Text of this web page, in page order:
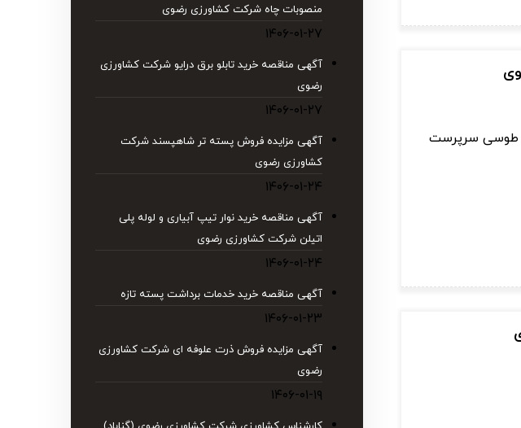
طوسی سرپرست
منصوبات چاه شرکت کشاورزی رضوی
۱۴۰۶-۰۱-۲۷
آگهی مناقصه خرید تابلو برق درایو شركت كشاورزی
رضوی
۱۴۰۶-۰۱-۲۷
آگهی مزایده فروش پسته تر شاهپسند شرکت
کشاورزی رضوی
۱۴۰۶-۰۱-۲۴
آگهی مناقصه خرید نوار تیپ آبیاری و لوله پلی
اتیلن شركت كشاورزی رضوی
۱۴۰۶-۰۱-۲۴
آگهی مناقصه خرید خدمات برداشت پسته تازه
۱۴۰۶-۰۱-۲۳
آگهی مزایده فروش ذرت علوفه ای شرکت کشاورزی
رضوی
۱۴۰۶-۰۱-۱۹